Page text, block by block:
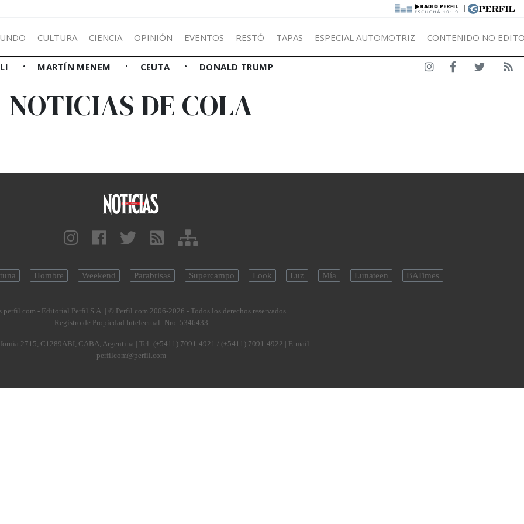
|
CULTURA CIENCIA OPINIÓN EVENTOS RESTÓ TAPAS ESPECIAL AUTOMOTRIZ CONTENIDO NO
MARTÍN MENEM CEUTA DONALD TRUMP
NOTICIAS DE COLA
Hombre Weekend Parabrisas Supercampo Look Luz Mía Lunateen BATimes
- Editorial Perfil S.A. | © Perfil.com 2006-2026 - Todos los derechos reservados
Registro de Propiedad Intelectual: Nro. 5346433
2715, C1289ABI, CABA, Argentina | Tel: (+5411) 7091-4921 / (+5411) 7091-4922 | E-mail:
perfilcom@perfil.com